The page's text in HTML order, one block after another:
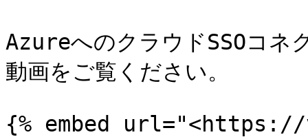
AzureへのクラウドSSOコネ
動画をご覧ください。
{% embed url="<https://